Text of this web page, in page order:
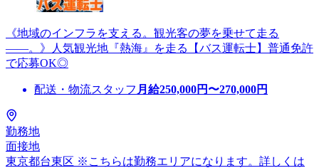
《地域のインフラを支える。観光客の夢を乗せて走る
――。》人気観光地『熱海』を走る【バス運転士】普通免許
で応募OK◎
配送・物流スタッフ 月給250,000円〜270,000円
勤務地
面接地
東京都台東区 ※こちらは勤務エリアになります。詳しくは